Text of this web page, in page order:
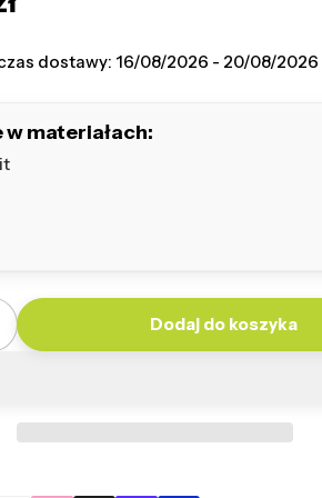
dostawy: 16/08/2026 - 20/08/2026
materiałach:
dla Kula Premium
ilość dla Kula Premium
Dodaj do koszyka